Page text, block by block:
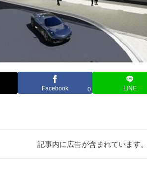
Facebook 0 LINE
記事内に広告が含まれています。